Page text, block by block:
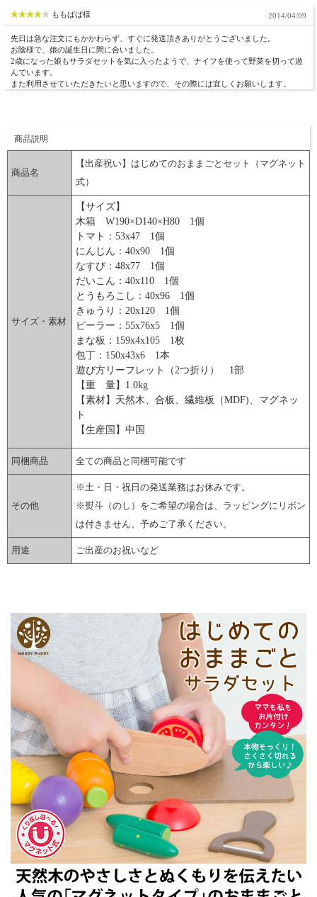
ももぱぱ様 2014/04/09
先日は急な注文にもかかわらず、すぐに発送頂きありがとうございました。
お陰様で、娘の誕生日に間に合いました。
2歳になった娘もサラダセットを気に入ったようで、ナイフを使って野菜を切って遊
んでいます。
また利用させていただきたいと思いますので、その際には宜しくお願いします。
商品説明
商品名
【出産祝い】はじめてのおままごとセット（マグネット
式）
サイズ・素材
【サイズ】
木箱 W190×D140×H80 1個
トマト：53x47 1個
にんじん：40x90 1個
なすび：48x77 1個
だいこん：40x110 1個
とうもろこし：40x96 1個
きゅうり：20x120 1個
ピーラー：55x76x5 1個
まな板：159x4x105 1枚
包丁：150x43x6 1本
遊び方リーフレット（2つ折り） 1部
【重 量】1.0kg
【素材】天然木、合板、繊維板（MDF)、マグネッ
ト
【生産国】中国
同梱商品 全ての商品と同梱可能です
その他
※土・日・祝日の発送業務はお休みです。
※熨斗（のし）をご希望の場合は、ラッピングにリボン
は付きません。予めご了承ください。
用途 ご出産のお祝いなど